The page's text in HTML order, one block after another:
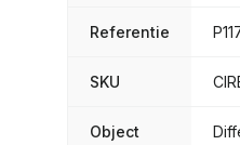
Referentie
SKU
Object